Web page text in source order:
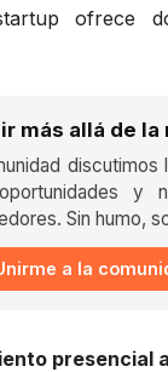
ofrece
más allá de la
discutimos
y
Sin humo,
a la
presencial